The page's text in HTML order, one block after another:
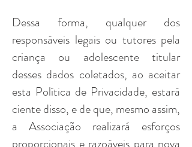
Dessa forma, qualquer dos
responsáveis legais ou tutores pela
criança ou adolescente titular
desses dados coletados, ao aceitar
esta Política de Privacidade, estará
ciente disso, e de que, mesmo assim,
a Associação realizará esforços